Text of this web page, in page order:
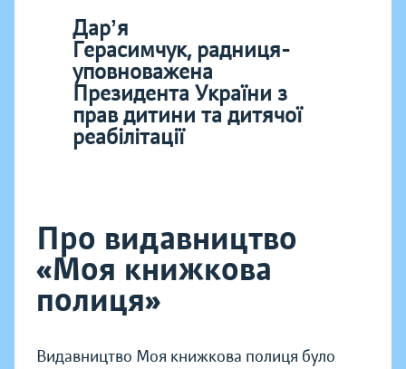
Дарʼя
Герасимчук, радниця-
уповноважена
Президента України з
прав дитини та дитячої
реабілітації
Про видавництво
«Моя книжкова
полиця»
Видавництво Моя книжкова полиця було